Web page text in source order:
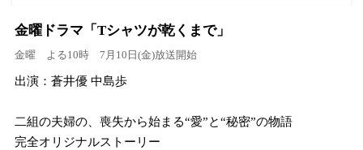
金曜ドラマ「Tシャツが乾くまで」
金曜 よる10時 7月10日(金)放送開始
出演：蒼井優 中島歩
⼆組の夫婦の、喪失から始まる“愛”と“秘密”の物語
完全オリジナルストーリー